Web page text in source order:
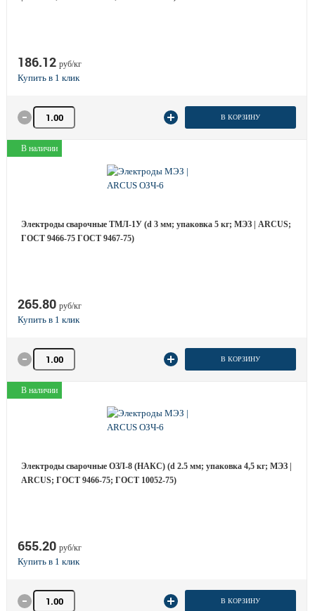
186.12 руб/кг
Количество товара В КОРЗИНУ
В наличии
Электроды сварочные ТМЛ-1У (d 3 мм; упаковка 5 кг; МЭЗ | ARCUS;
ГОСТ 9466-75 ГОСТ 9467-75)
265.80 руб/кг
Количество товара В КОРЗИНУ
В наличии
Электроды сварочные ОЗЛ-8 (НАКС) (d 2.5 мм; упаковка 4,5 кг; МЭЗ |
ARCUS; ГОСТ 9466-75; ГОСТ 10052-75)
655.20 руб/кг
Количество товара В КОРЗИНУ